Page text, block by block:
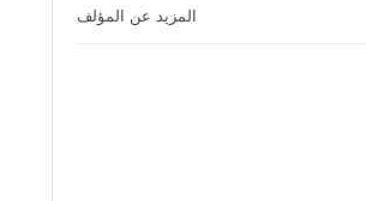
المزيد عن المؤلف